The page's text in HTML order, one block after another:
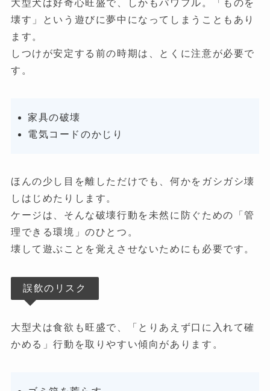
大型犬は好奇心旺盛で、しかもパワフル。「ものを
壊す」という遊びに夢中になってしまうこともあり
ます。
しつけが安定する前の時期は、とくに注意が必要で
す。
家具の破壊
電気コードのかじり
ほんの少し目を離しただけでも、何かをガシガシ壊
しはじめたりします。
ケージは、そんな破壊行動を未然に防ぐための「管
理できる環境」のひとつ。
壊して遊ぶことを覚えさせないためにも必要です。
誤飲のリスク
大型犬は食欲も旺盛で、「とりあえず口に入れて確
かめる」行動を取りやすい傾向があります。